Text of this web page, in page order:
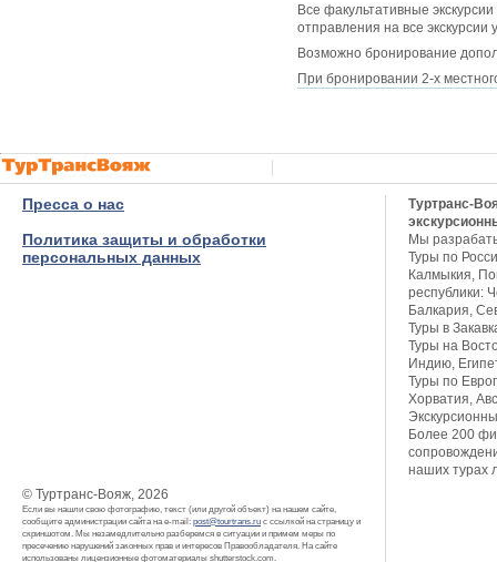
Все факультативные
отправления на все экскурсии
Возможно бронирование
При бронировании 2-х
Пресса о нас
Политика защиты и обработки
персональных данных
© Туртранс-Вояж, 2026
Если вы нашли свою фотографию, текст (или другой объект) на нашем сайте,
сообщите администрации сайта на e-mail: post@tourtrans.ru с ссылкой на страницу и
скриншотом. Мы незамедлительно разберемся в ситуации и примем меры по
пресечению нарушений законных прав и интересов Правообладателя. На сайте
использованы лицензионные фотоматериалы shutterstock.com.
Туртранс-
Мы
Туры по
Калмыкия,
республики:
Балкария,
Туры в
Туры на
Индию,
Туры по
Хорватия,
Более 200
наших турах